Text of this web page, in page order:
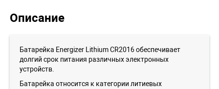
Описание
Батарейка Energizer Lithium CR2016 обеспечивает
долгий срок питания различных электронных
устройств.
Батарейка относится к категории литиевых